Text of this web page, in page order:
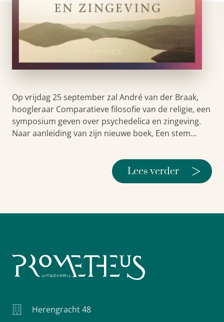
Op vrijdag 25 september zal André van der Braak,
hoogleraar Comparatieve filosofie van de religie, een
symposium geven over psychedelica en zingeving.
Naar aanleiding van zijn nieuwe boek, Een stem…
Lees verder >
Herengracht 48